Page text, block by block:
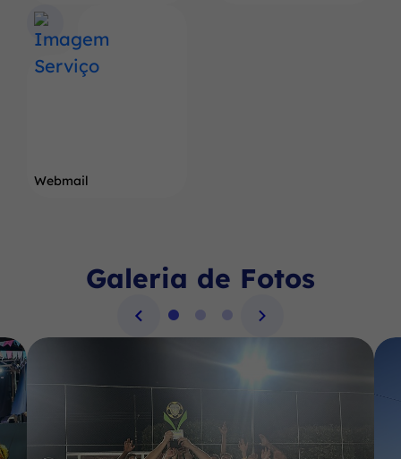
Webmail
Seção Galeria de Fotos
Galeria de Fotos